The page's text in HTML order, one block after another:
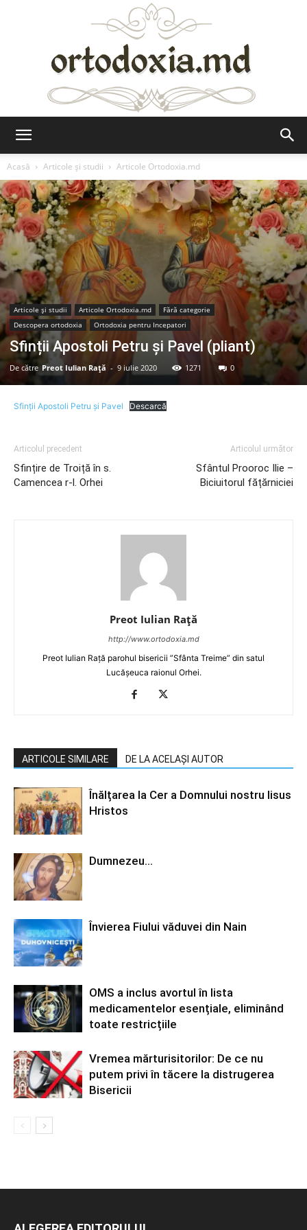
Acasă
Articole şi studii Articole Ortodoxia.md
Articole şi studii Articole Ortodoxia.md
Fără categorie
Descopera ortodoxia
Ortodoxia pentru Incepatori
Sfinții Apostoli Petru și Pavel (pliant)
De către Preot Iulian Raţă - 9 iulie 2020 1271 0
Sfinții Apostoli Petru și Pavel Descarcă
Articolul precedent
Sfințire de Troiță în s.
Camencea r-l. Orhei
Articolul următor
Sfântul Prooroc Ilie –
Biciuitorul fățărniciei
Preot Iulian Raţă
http://www.ortodoxia.md
Preot Iulian Rață parohul bisericii ”Sfânta Treime” din satul
Lucășeuca raionul Orhei.
ARTICOLE SIMILARE DE LA ACELAȘI AUTOR
Înălțarea la Cer a Domnului nostru Iisus
Hristos
Dumnezeu…
Învierea Fiului văduvei din Nain
OMS a inclus avortul în lista
medicamentelor esențiale, eliminând
toate restricțiile
Vremea mărturisitorilor: De ce nu
putem privi în tăcere la distrugerea
Bisericii